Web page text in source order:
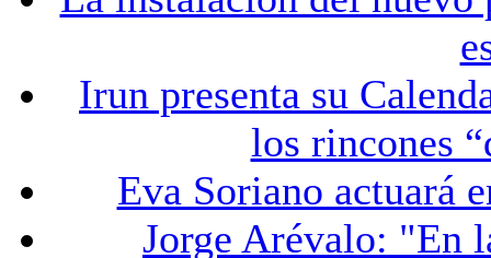
Irun presenta su
los rincones
Eva Soriano actuará
Jorge Arévalo: "En